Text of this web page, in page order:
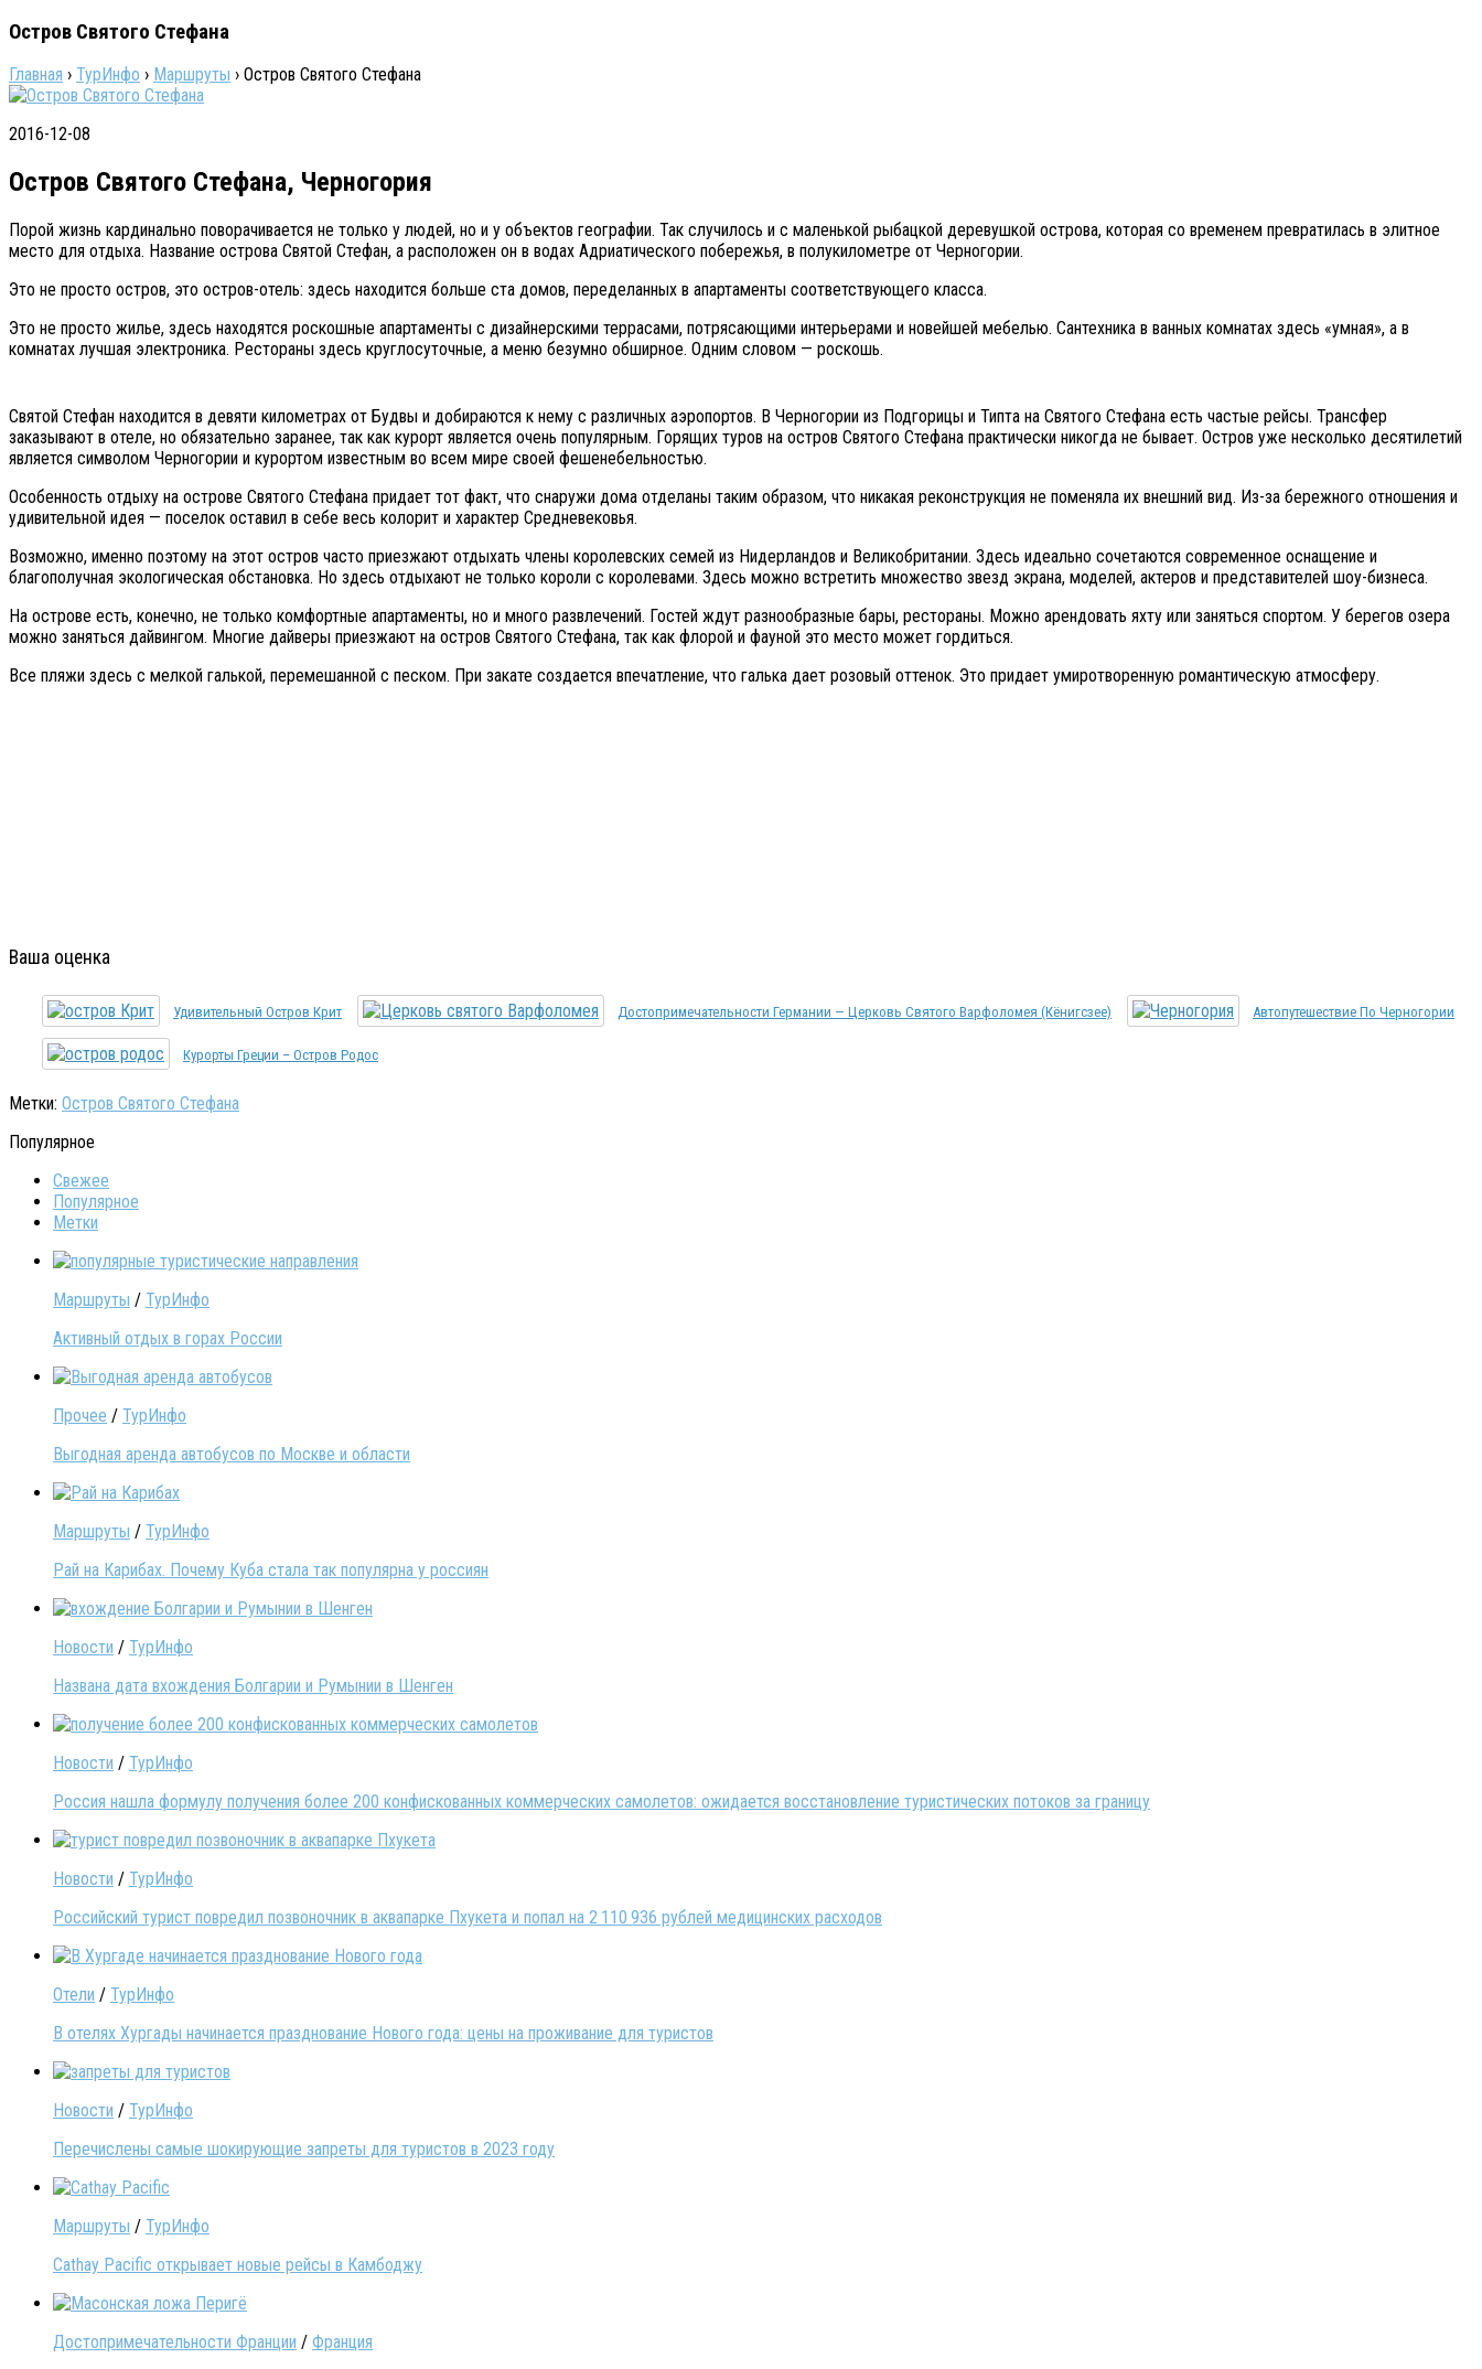
Остров Святого Стефана
Главная › ТурИнфо › Маршруты › Остров Святого Стефана
2016-12-08
Остров Святого Стефана, Черногория
Порой жизнь кардинально поворачивается не только у людей, но и у объектов географии. Так случилось и с маленькой рыбацкой деревушкой острова, которая со временем превратилась в элитное
место для отдыха. Название острова Святой Стефан, а расположен он в водах Адриатического побережья, в полукилометре от Черногории.
Это не просто остров, это остров-отель: здесь находится больше ста домов, переделанных в апартаменты соответствующего класса.
Это не просто жилье, здесь находятся роскошные апартаменты с дизайнерскими террасами, потрясающими интерьерами и новейшей мебелью. Сантехника в ванных комнатах здесь «умная», а в
комнатах лучшая электроника. Рестораны здесь круглосуточные, а меню безумно обширное. Одним словом — роскошь.
Святой Стефан находится в девяти километрах от Будвы и добираются к нему с различных аэропортов. В Черногории из Подгорицы и Типта на Святого Стефана есть частые рейсы. Трансфер
заказывают в отеле, но обязательно заранее, так как курорт является очень популярным. Горящих туров на остров Святого Стефана практически никогда не бывает. Остров уже несколько десятилетий
является символом Черногории и курортом известным во всем мире своей фешенебельностью.
Особенность отдыху на острове Святого Стефана придает тот факт, что снаружи дома отделаны таким образом, что никакая реконструкция не поменяла их внешний вид. Из-за бережного отношения и
удивительной идея — поселок оставил в себе весь колорит и характер Средневековья.
Возможно, именно поэтому на этот остров часто приезжают отдыхать члены королевских семей из Нидерландов и Великобритании. Здесь идеально сочетаются современное оснащение и
благополучная экологическая обстановка. Но здесь отдыхают не только короли с королевами. Здесь можно встретить множество звезд экрана, моделей, актеров и представителей шоу-бизнеса.
На острове есть, конечно, не только комфортные апартаменты, но и много развлечений. Гостей ждут разнообразные бары, рестораны. Можно арендовать яхту или заняться спортом. У берегов озера
можно заняться дайвингом. Многие дайверы приезжают на остров Святого Стефана, так как флорой и фауной это место может гордиться.
Все пляжи здесь с мелкой галькой, перемешанной с песком. При закате создается впечатление, что галька дает розовый оттенок. Это придает умиротворенную романтическую атмосферу.
Ваша оценка
Удивительный Остров Крит Достопримечательности Германии — Церковь Святого Варфоломея (Кёнигсзее) Автопутешествие По Черногории
Курорты Греции – Остров Родос
Метки: Остров Святого Стефана
Популярное
Свежее
Популярное
Метки
Маршруты / ТурИнфо
Активный отдых в горах России
Прочее / ТурИнфо
Выгодная аренда автобусов по Москве и области
Маршруты / ТурИнфо
Рай на Карибах. Почему Куба стала так популярна у россиян
Новости / ТурИнфо
Названа дата вхождения Болгарии и Румынии в Шенген
Новости / ТурИнфо
Россия нашла формулу получения более 200 конфискованных коммерческих самолетов: ожидается восстановление туристических потоков за границу
Новости / ТурИнфо
Российский турист повредил позвоночник в аквапарке Пхукета и попал на 2 110 936 рублей медицинских расходов
Отели / ТурИнфо
В отелях Хургады начинается празднование Нового года: цены на проживание для туристов
Новости / ТурИнфо
Перечислены самые шокирующие запреты для туристов в 2023 году
Маршруты / ТурИнфо
Cathay Pacific открывает новые рейсы в Камбоджу
Достопримечательности Франции / Франция